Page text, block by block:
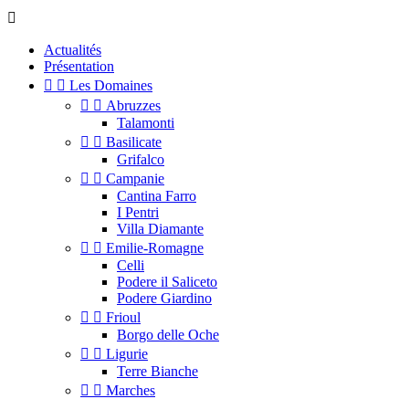

Actualités
Présentation
  Les Domaines
  Abruzzes
Talamonti
  Basilicate
Grifalco
  Campanie
Cantina Farro
I Pentri
Villa Diamante
  Emilie-Romagne
Celli
Podere il Saliceto
Podere Giardino
  Frioul
Borgo delle Oche
  Ligurie
Terre Bianche
  Marches